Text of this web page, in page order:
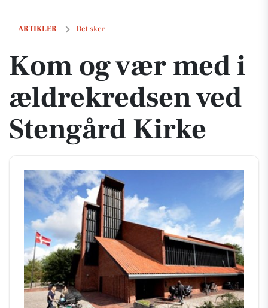
ARTIKLER Det sker
Kom og vær med i ældrekredsen ved Stengård Kirke
Kom og vær med i
ældrekredsen ved
Stengård Kirke